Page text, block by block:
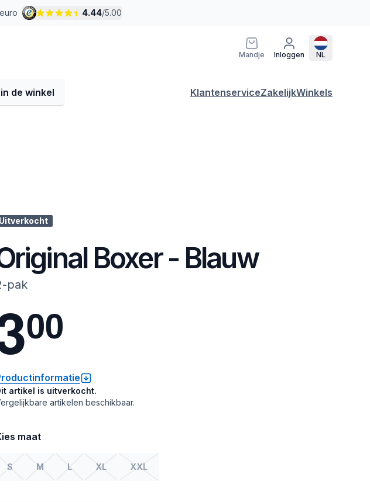
4.44/5.00
Mandje Inloggen NL
de winkel KlantenserviceZakelijkWinkels
Uitverkocht
Boxer - Blauw
pak
00
artikel is uitverkocht.
artikelen beschikbaar.
maat
S M L XL XXL